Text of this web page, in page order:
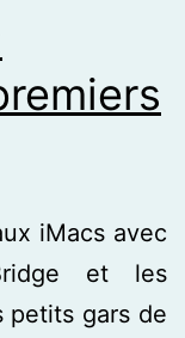
iMacs avec
et les
petits gars de